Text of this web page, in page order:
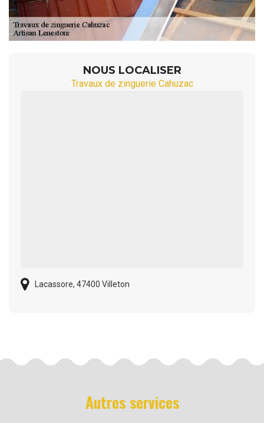
NOUS LOCALISER
Travaux de zinguerie Cahuzac
Lacassore, 47400 Villeton
Autres services